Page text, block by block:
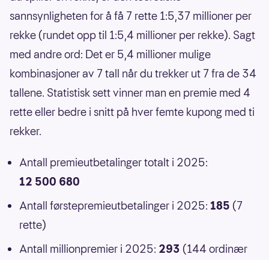
sannsynligheten for å få 7 rette 1:5,37 millioner per
rekke (rundet opp til 1:5,4 millioner per rekke). Sagt
med andre ord: Det er 5,4 millioner mulige
kombinasjoner av 7 tall når du trekker ut 7 fra de 34
tallene. Statistisk sett vinner man en premie med 4
rette eller bedre i snitt på hver femte kupong med ti
rekker.
Antall premieutbetalinger totalt i 2025:
12 500 680
Antall førstepremieutbetalinger i 2025: 185 (7
rette)
Antall millionpremier i 2025: 293 (144 ordinær